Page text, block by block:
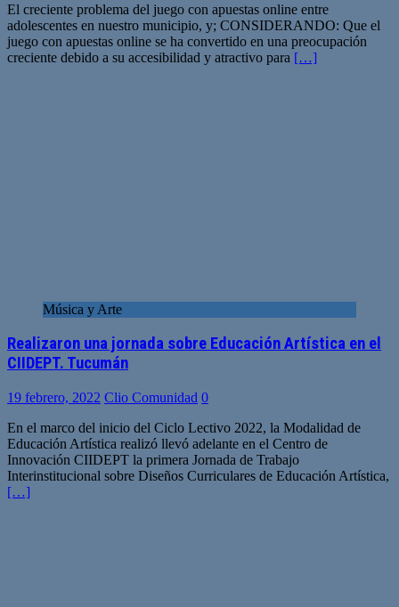
El creciente problema del juego con apuestas online entre
adolescentes en nuestro municipio, y; CONSIDERANDO: Que el
juego con apuestas online se ha convertido en una preocupación
creciente debido a su accesibilidad y atractivo para […]
Música y Arte
Realizaron una jornada sobre Educación Artística en el
CIIDEPT. Tucumán
19 febrero, 2022 Clio Comunidad 0
En el marco del inicio del Ciclo Lectivo 2022, la Modalidad de
Educación Artística realizó llevó adelante en el Centro de
Innovación CIIDEPT la primera Jornada de Trabajo
Interinstitucional sobre Diseños Curriculares de Educación Artística,
[…]